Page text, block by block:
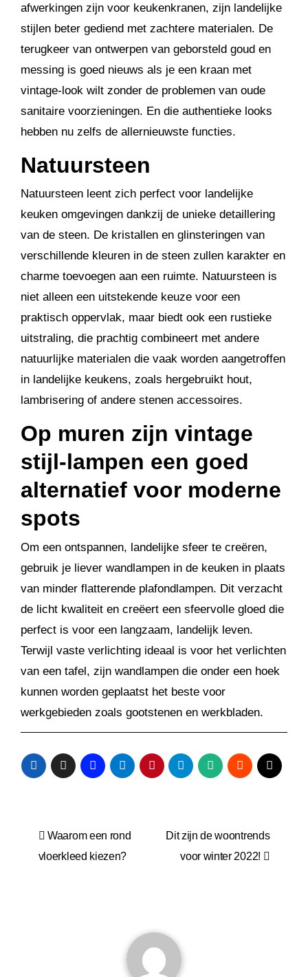
afwerkingen zijn voor keukenkranen, zijn landelijke
stijlen beter gediend met zachtere materialen. De
terugkeer van ontwerpen van geborsteld goud en
messing is goed nieuws als je een kraan met
vintage-look wilt zonder de problemen van oude
sanitaire voorzieningen. En die authentieke looks
hebben nu zelfs de allernieuwste functies.
Natuursteen
Natuursteen leent zich perfect voor landelijke
keuken omgevingen dankzij de unieke detaillering
van de steen. De kristallen en glinsteringen van
verschillende kleuren in de steen zullen karakter en
charme toevoegen aan een ruimte. Natuursteen is
niet alleen een uitstekende keuze voor een
praktisch oppervlak, maar biedt ook een rustieke
uitstraling, die prachtig combineert met andere
natuurlijke materialen die vaak worden aangetroffen
in landelijke keukens, zoals hergebruikt hout,
lambrisering of andere stenen accessoires.
Op muren zijn vintage
stijl-lampen een goed
alternatief voor moderne
spots
Om een ​​ontspannen, landelijke sfeer te creëren,
gebruik je liever wandlampen in de keuken in plaats
van minder flatterende plafondlampen. Dit verzacht
de licht kwaliteit en creëert een sfeervolle gloed die
perfect is voor een langzaam, landelijk leven.
Terwijl vaste verlichting ideaal is voor het verlichten
van een tafel, zijn wandlampen die onder een hoek
kunnen worden geplaatst het beste voor
werkgebieden zoals gootstenen en werkbladen.
navigatie
Waarom een rond
vloerkleed kiezen?
Dit zijn de woontrends
voor winter 2022!